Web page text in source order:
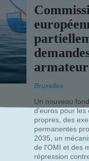
Bruxelles
Un nouveau
d'euros pour les
propres, des
permanentes
2035, un
de l'OMI et des
répression